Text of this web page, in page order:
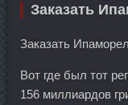
Заказать
Заказать
Вот где был тот
156 миллиардов